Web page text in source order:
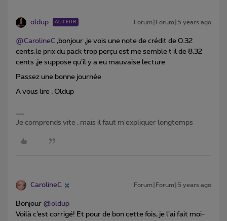
oldup AUTEUR Forum|Forum|5 years ago
@CarolineC ,bonjour ,je vois une note de crédit de 0.32
cents,le prix du pack trop perçu est me semble t il de 8.32
cents ,je suppose qu’il y a eu mauvaise lecture
Passez une bonne journée
A vous lire , Oldup
Je comprends vite , mais il faut m'expliquer longtemps
CarolineC Forum|Forum|5 years ago
Bonjour @oldup
Voilà c’est corrigé! Et pour de bon cette fois, je l’ai fait moi-